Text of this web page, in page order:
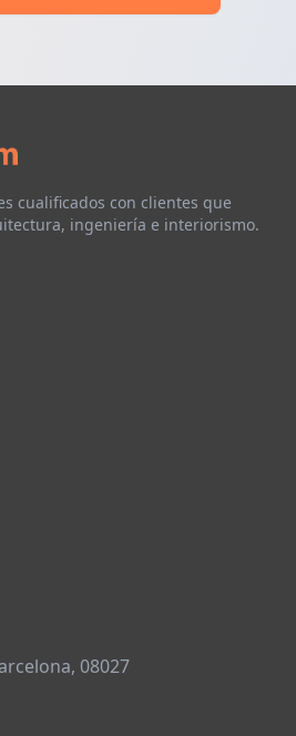
cualificados con clientes que
ingeniería e interiorismo.
08027